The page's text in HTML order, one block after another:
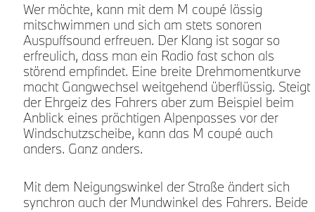
Wer möchte, kann mit dem M coupé lässig
mitschwimmen und sich am stets sonoren
Auspuffsound erfreuen. Der Klang ist sogar so
erfreulich, dass man ein Radio fast schon als
störend empfindet. Eine breite Drehmomentkurve
macht Gangwechsel weitgehend überflüssig. Steigt
der Ehrgeiz des Fahrers aber zum Beispiel beim
Anblick eines prächtigen Alpenpasses vor der
Windschutzscheibe, kann das M coupé auch
anders. Ganz anders.
Mit dem Neigungswinkel der Straße ändert sich
synchron auch der Mundwinkel des Fahrers. Beide